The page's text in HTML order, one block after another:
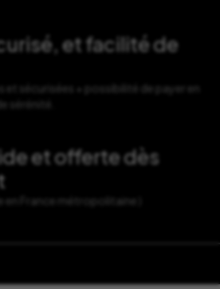
et facilité de
sécurisées + possibilité de payer en
sérénité.
et offerte dès
en France métropolitaine )